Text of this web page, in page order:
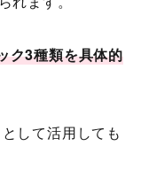
ク3種類を具体的
して活用しても